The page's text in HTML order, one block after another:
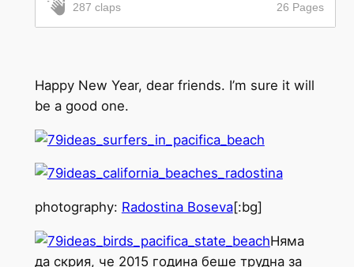
287 claps 26 Pages
Happy New Year, dear friends. I’m sure it will
be a good one.
photography: Radostina Boseva[:bg]
Няма
да скрия, че 2015 година беше трудна за